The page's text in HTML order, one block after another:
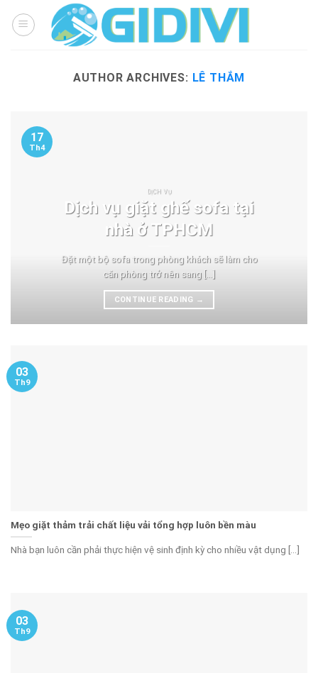
AUTHOR ARCHIVES: LÊ THẮM
DỊCH VỤ
Dịch vụ giặt ghế sofa tại
nhà ở TPHCM
Đặt một bộ sofa trong phòng khách sẽ làm cho
căn phòng trở nên sang [...]
CONTINUE READING →
17
Th4
Mẹo giặt thảm trải chất liệu vải tổng hợp luôn bền màu
Nhà bạn luôn cần phải thực hiện vệ sinh định kỳ cho nhiều vật dụng [...]
03
Th9
03
Th9